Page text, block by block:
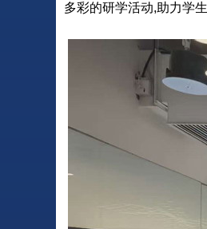
多彩的研学活动,助力学